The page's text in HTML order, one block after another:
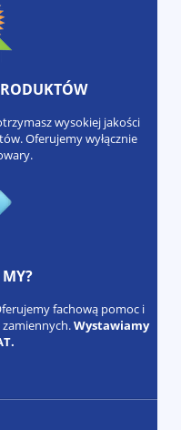
wysokiej jakości
Oferujemy wyłącznie
MY?
fachową pomoc i
Wystawiamy